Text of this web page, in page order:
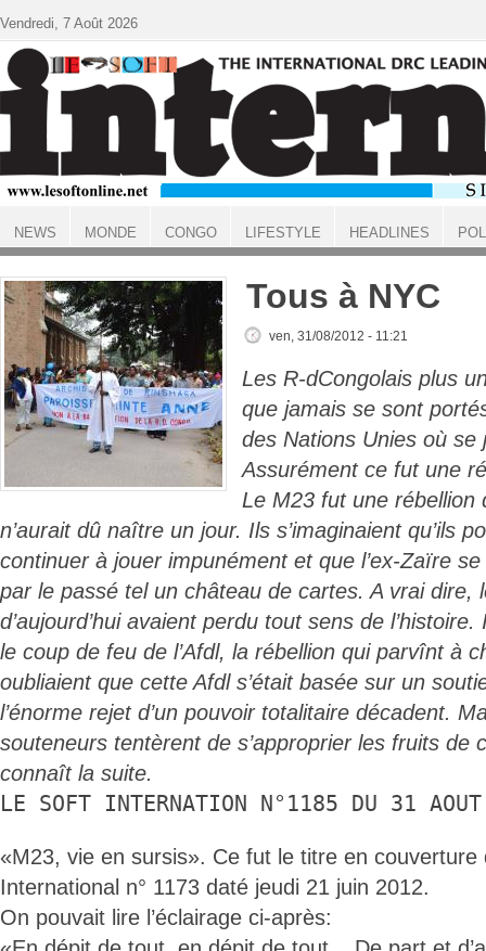
ACCUEIL
Tous à NYC
ven, 31/08/2012 - 11:21
Les R-dCongolais plus
que jamais se sont
des Nations Unies où
Assurément ce fut une
Le M23 fut une rébellion
n’aurait dû naître un jour. Ils s’imaginaient qu’ils
continuer à jouer impunément et que l’ex-Zaïre
par le passé tel un château de cartes. A vrai dire,
d’aujourd’hui avaient perdu tout sens de
le coup de feu de l’Afdl, la rébellion qui parvînt à
oubliaient que cette Afdl s’était basée sur un
l’énorme rejet d’un pouvoir totalitaire décadent.
souteneurs tentèrent de s’approprier les fruits de
connaît la suite.
LE SOFT INTERNATION N°1185 DU 31
«M23, vie en sursis». Ce fut le titre en couverture
International n° 1173 daté jeudi 21 juin 2012.
On pouvait lire l’éclairage ci-après:
Vendredi, 7 Août 2026
NEWS MONDE CONGO LIFESTYLE HEADLINES